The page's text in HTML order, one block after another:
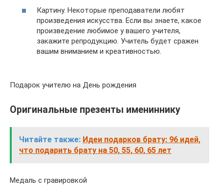
Картину. Некоторые преподаватели любят
произведения искусства. Если вы знаете, какое
произведение любимое у вашего учителя,
закажите репродукцию. Учитель будет сражен
вашим вниманием и креативностью.
Подарок учителю на День рождения
Оригинальные презенты имениннику
Читайте также: Идеи подарков брату: 96 идей,
что подарить брату на 50, 55, 60, 65 лет
Медаль с гравировкой